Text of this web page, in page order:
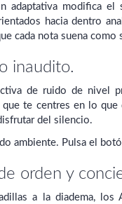
adaptativa modifica
hacia dentro
cada nota suena como
inaudito.
de ruido de nivel
que te centres en lo
del silencio.
ambiente. Pulsa el
orden y
a la diadema,